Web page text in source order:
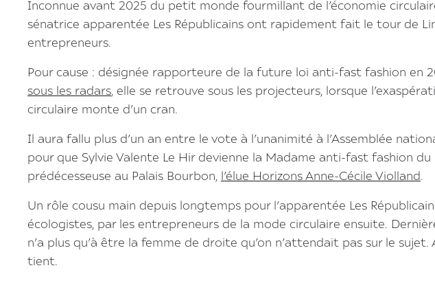
Inconnue avant 2025 du petit monde fourmillant de l’économie
sénatrice apparentée Les Républicains ont rapidement fait le tour de
entrepreneurs.
Pour cause : désignée rapporteure de la future loi anti-fast fashion en
sous les radars, elle se retrouve sous les projecteurs, lorsque
circulaire monte d’un cran.
Il aura fallu plus d’un an entre le vote à l’unanimité à l’Assemblée
pour que Sylvie Valente Le Hir devienne la Madame anti-fast fashion du
prédécesseuse au Palais Bourbon, l’élue Horizons Anne-Cécile Violland.
Un rôle cousu main depuis longtemps pour l’apparentée Les
écologistes, par les entrepreneurs de la mode circulaire ensuite.
n’a plus qu’à être la femme de droite qu’on n’attendait pas sur le
tient.